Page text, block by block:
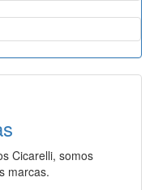
Cicarelli, somos
marcas.